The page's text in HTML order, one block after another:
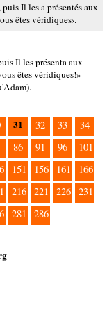
Il les a présentés aux
êtes véridiques›.
Il les présenta aux
êtes véridiques!»
31 32 33
34
86 91 96
101
151 156 161
166
216 221 226 231
281 286